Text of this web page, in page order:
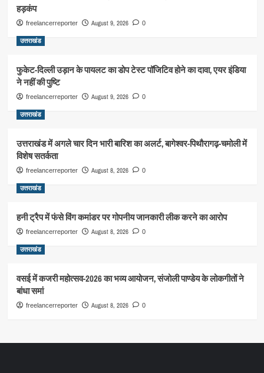
हड़कंप
freelancerreporter August 9, 2026 0
उत्तराखंड
फुकेट-दिल्ली उड़ान के पायलट का डोप टेस्ट पॉजिटिव होने का दावा, एयर इंडिया
ने नहीं की पुष्टि
freelancerreporter August 9, 2026 0
उत्तराखंड
उत्तराखंड में अगले चार दिन भारी बारिश का अलर्ट, बागेश्वर-पिथौरागढ़-चमोली में
विशेष सतर्कता
freelancerreporter August 8, 2026 0
उत्तराखंड
हनी ट्रैप में फंसे विंग कमांडर पर गोपनीय जानकारी लीक करने का आरोप
freelancerreporter August 8, 2026 0
उत्तराखंड
वसई में कजरी महोत्सव-2026 का भव्य आयोजन, संजोली पाण्डेय के लोकगीतों ने
बांधा समां
freelancerreporter August 8, 2026 0